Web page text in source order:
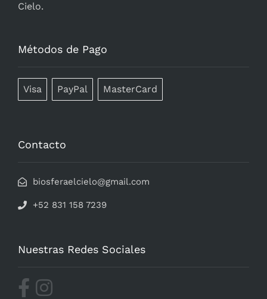
Cielo.
Métodos de Pago
Visa PayPal MasterCard
Contacto
biosferaelcielo@gmail.com
+52 831 158 7239
Nuestras Redes Sociales